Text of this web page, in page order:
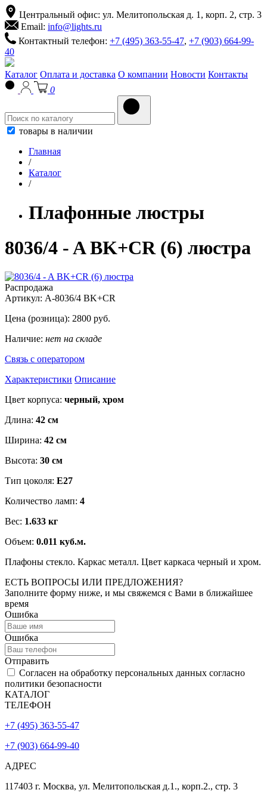
Центральный офис: ул. Мелитопольская д. 1, корп. 2, стр. 3
Email: info@lights.ru
Контактный телефон: +7 (495) 363-55-47, +7 (903) 664-99-
40
Каталог Оплата и доставка О компании Новости Контакты
0
товары в наличии
Главная
/
Каталог
/
Плафонные люстры
8036/4 - A BK+CR (6) люстра
Распродажа
Артикул: A-8036/4 BK+CR
Цена (розница): 2800 руб.
Наличие: нет на складе
Связь с оператором
Характеристики Описание
Цвет корпуса: черный, хром
Длина: 42 см
Ширина: 42 см
Высота: 30 см
Тип цоколя: Е27
Количество ламп: 4
Вес: 1.633 кг
Объем: 0.011 куб.м.
Плафоны стекло. Каркас металл. Цвет каркаса черный и хром.
ЕСТЬ ВОПРОСЫ ИЛИ ПРЕДЛОЖЕНИЯ?
Заполните форму ниже, и мы свяжемся с Вами в ближайшее
время
Ошибка
Ошибка
Отправить
Согласен на обработку персональных данных согласно
политики безопасности
КАТАЛОГ
ТЕЛЕФОН
+7 (495) 363-55-47
+7 (903) 664-99-40
АДРЕС
117403 г. Москва, ул. Мелитопольская д.1., корп.2., стр. 3